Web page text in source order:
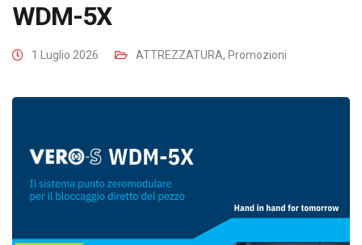
WDM-5X
1 Luglio 2026 ATTREZZATURA, Promozioni